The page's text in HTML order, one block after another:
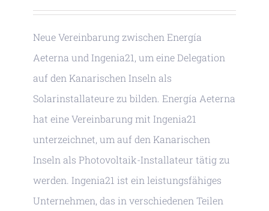
Neue Vereinbarung zwischen Energía
Aeterna und Ingenia21, um eine Delegation
auf den Kanarischen Inseln als
Solarinstallateure zu bilden. Energía Aeterna
hat eine Vereinbarung mit Ingenia21
unterzeichnet, um auf den Kanarischen
Inseln als Photovoltaik-Installateur tätig zu
werden. Ingenia21 ist ein leistungsfähiges
Unternehmen, das in verschiedenen Teilen